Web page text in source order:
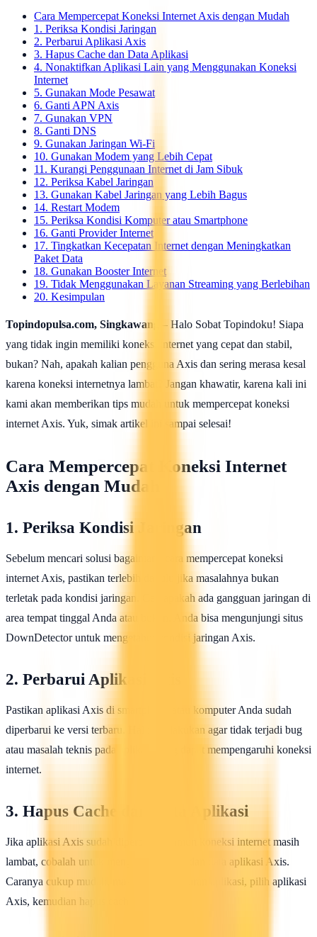
Cara Mempercepat Koneksi Internet Axis dengan Mudah
1. Periksa Kondisi Jaringan
2. Perbarui Aplikasi Axis
3. Hapus Cache dan Data Aplikasi
4. Nonaktifkan Aplikasi Lain yang Menggunakan Koneksi
Internet
5. Gunakan Mode Pesawat
6. Ganti APN Axis
7. Gunakan VPN
8. Ganti DNS
9. Gunakan Jaringan Wi-Fi
10. Gunakan Modem yang Lebih Cepat
11. Kurangi Penggunaan Internet di Jam Sibuk
12. Periksa Kabel Jaringan
13. Gunakan Kabel Jaringan yang Lebih Bagus
14. Restart Modem
15. Periksa Kondisi Komputer atau Smartphone
16. Ganti Provider Internet
17. Tingkatkan Kecepatan Internet dengan Meningkatkan
Paket Data
18. Gunakan Booster Internet
19. Tidak Menggunakan Layanan Streaming yang Berlebihan
20. Kesimpulan
Topindopulsa.com, Singkawang
– Halo Sobat Topindoku! Siapa
yang tidak ingin memiliki koneksi internet yang cepat dan stabil,
bukan? Nah, apakah kalian pengguna Axis dan sering merasa kesal
karena koneksi internetnya lambat? Jangan khawatir, karena kali ini
kami akan memberikan tips mudah untuk mempercepat koneksi
internet Axis. Yuk, simak artikel ini sampai selesai!
Cara Mempercepat Koneksi Internet
Axis dengan Mudah
1. Periksa Kondisi Jaringan
Sebelum mencari solusi bagaimana cara mempercepat koneksi
internet Axis, pastikan terlebih dahulu jika masalahnya bukan
terletak pada kondisi jaringan. Cek apakah ada gangguan jaringan di
area tempat tinggal Anda atau bukan. Anda bisa mengunjungi situs
DownDetector untuk mengetahui kondisi jaringan Axis.
2. Perbarui Aplikasi Axis
Pastikan aplikasi Axis di smartphone atau komputer Anda sudah
diperbarui ke versi terbaru. Hal ini dilakukan agar tidak terjadi bug
atau masalah teknis pada aplikasi yang dapat mempengaruhi koneksi
internet.
3. Hapus Cache dan Data Aplikasi
Jika aplikasi Axis sudah diperbarui, namun koneksi internet masih
lambat, cobalah untuk menghapus cache dan data aplikasi Axis.
Caranya cukup mudah, masuk ke pengaturan aplikasi, pilih aplikasi
Axis, kemudian hapus cache dan data.